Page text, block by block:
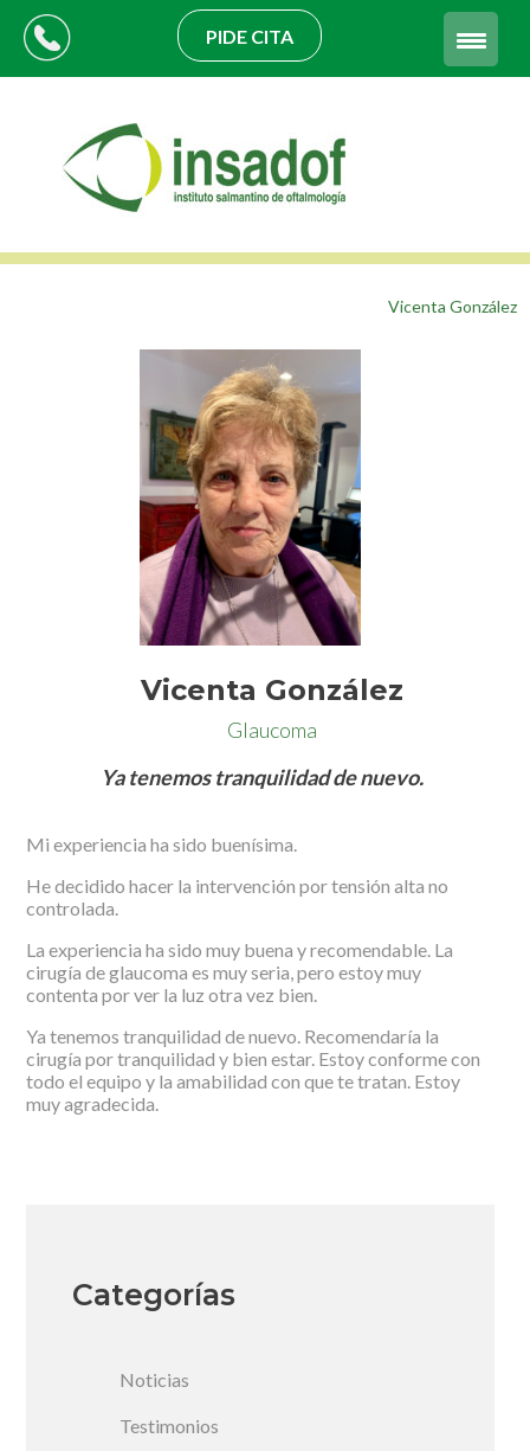
PIDE CITA
Vicenta González
Vicenta González
Glaucoma
Ya tenemos tranquilidad de nuevo.
Mi experiencia ha sido buenísima.
He decidido hacer la intervención por tensión alta no
controlada.
La experiencia ha sido muy buena y recomendable. La
cirugía de glaucoma es muy seria, pero estoy muy
contenta por ver la luz otra vez bien.
Ya tenemos tranquilidad de nuevo. Recomendaría la
cirugía por tranquilidad y bien estar. Estoy conforme con
todo el equipo y la amabilidad con que te tratan. Estoy
muy agradecida.
Categorías
Noticias
Testimonios